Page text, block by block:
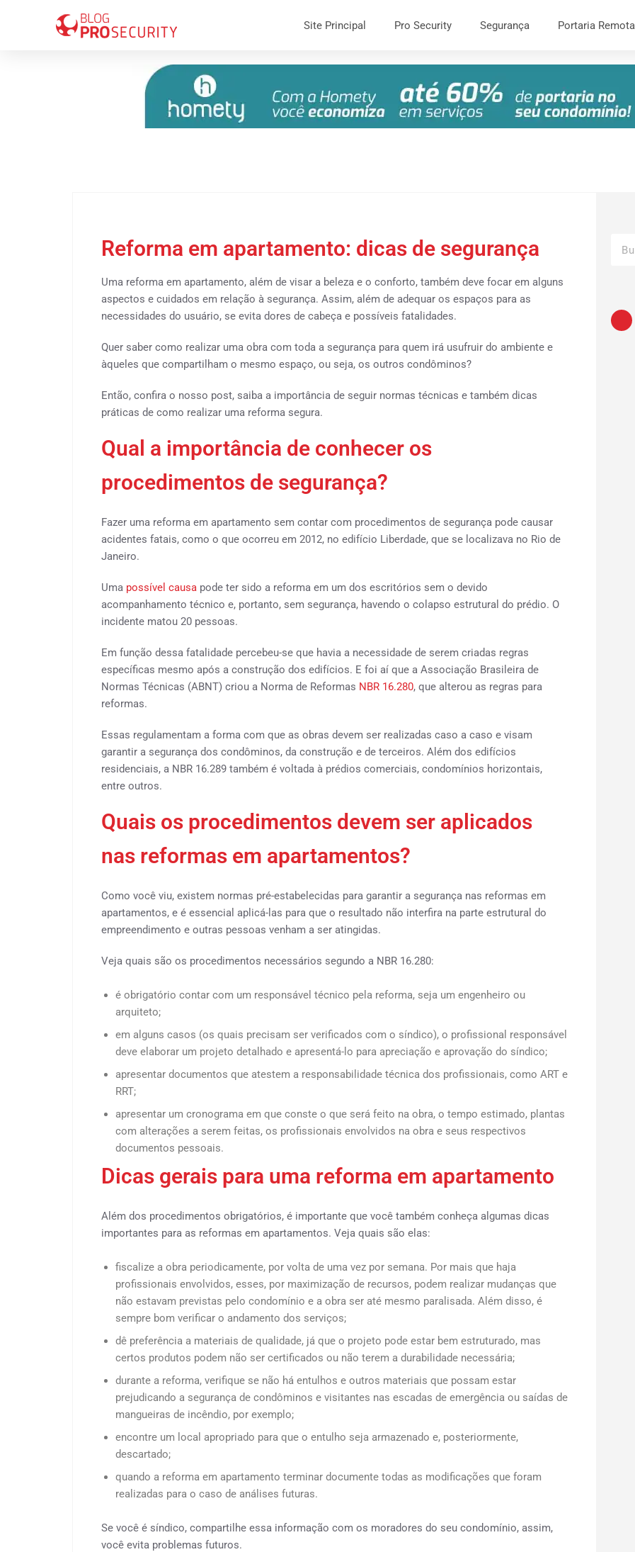
Site Principal Pro Security Segurança Portaria Remota
Reforma em apartamento: dicas de segurança
Uma reforma em apartamento, além de visar a beleza e o conforto, também deve focar em alguns
aspectos e cuidados em relação à segurança. Assim, além de adequar os espaços para as
necessidades do usuário, se evita dores de cabeça e possíveis fatalidades.
Quer saber como realizar uma obra com toda a segurança para quem irá usufruir do ambiente e
àqueles que compartilham o mesmo espaço, ou seja, os outros condôminos?
Então, confira o nosso post, saiba a importância de seguir normas técnicas e também dicas
práticas de como realizar uma reforma segura.
Qual a importância de conhecer os
procedimentos de segurança?
Fazer uma reforma em apartamento sem contar com procedimentos de segurança pode causar
acidentes fatais, como o que ocorreu em 2012, no edifício Liberdade, que se localizava no Rio de
Janeiro.
Uma possível causa pode ter sido a reforma em um dos escritórios sem o devido
acompanhamento técnico e, portanto, sem segurança, havendo o colapso estrutural do prédio. O
incidente matou 20 pessoas.
Em função dessa fatalidade percebeu-se que havia a necessidade de serem criadas regras
específicas mesmo após a construção dos edifícios. E foi aí que a Associação Brasileira de
Normas Técnicas (ABNT) criou a Norma de Reformas NBR 16.280, que alterou as regras para
reformas.
Essas regulamentam a forma com que as obras devem ser realizadas caso a caso e visam
garantir a segurança dos condôminos, da construção e de terceiros. Além dos edifícios
residenciais, a NBR 16.289 também é voltada à prédios comerciais, condomínios horizontais,
entre outros.
Quais os procedimentos devem ser aplicados
nas reformas em apartamentos?
Como você viu, existem normas pré-estabelecidas para garantir a segurança nas reformas em
apartamentos, e é essencial aplicá-las para que o resultado não interfira na parte estrutural do
empreendimento e outras pessoas venham a ser atingidas.
Veja quais são os procedimentos necessários segundo a NBR 16.280:
é obrigatório contar com um responsável técnico pela reforma, seja um engenheiro ou
arquiteto;
em alguns casos (os quais precisam ser verificados com o síndico), o profissional responsável
deve elaborar um projeto detalhado e apresentá-lo para apreciação e aprovação do síndico;
apresentar documentos que atestem a responsabilidade técnica dos profissionais, como ART e
RRT;
apresentar um cronograma em que conste o que será feito na obra, o tempo estimado, plantas
com alterações a serem feitas, os profissionais envolvidos na obra e seus respectivos
documentos pessoais.
Dicas gerais para uma reforma em apartamento
Além dos procedimentos obrigatórios, é importante que você também conheça algumas dicas
importantes para as reformas em apartamentos. Veja quais são elas:
fiscalize a obra periodicamente, por volta de uma vez por semana. Por mais que haja
profissionais envolvidos, esses, por maximização de recursos, podem realizar mudanças que
não estavam previstas pelo condomínio e a obra ser até mesmo paralisada. Além disso, é
sempre bom verificar o andamento dos serviços;
dê preferência a materiais de qualidade, já que o projeto pode estar bem estruturado, mas
certos produtos podem não ser certificados ou não terem a durabilidade necessária;
durante a reforma, verifique se não há entulhos e outros materiais que possam estar
prejudicando a segurança de condôminos e visitantes nas escadas de emergência ou saídas de
mangueiras de incêndio, por exemplo;
encontre um local apropriado para que o entulho seja armazenado e, posteriormente,
descartado;
quando a reforma em apartamento terminar documente todas as modificações que foram
realizadas para o caso de análises futuras.
Se você é síndico, compartilhe essa informação com os moradores do seu condomínio, assim,
você evita problemas futuros.